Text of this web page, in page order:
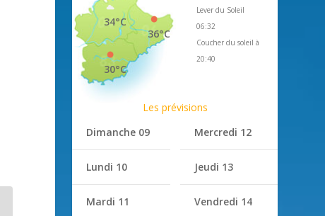
36°C
34°C
30°C
Lever du Soleil
06:32
Coucher du soleil à
20:40
Les prévisions
Dimanche 09
Lundi 10
Mardi 11
Mercredi 12
Jeudi 13
Vendredi 14